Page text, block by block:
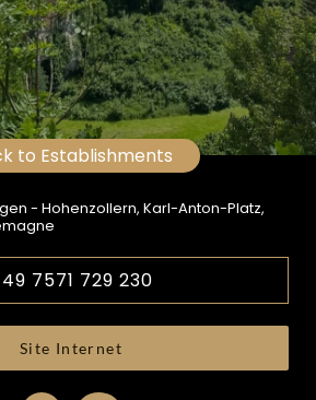
to Establishments
- Hohenzollern, Karl-Anton-Platz,
7571 729 230
Site Internet